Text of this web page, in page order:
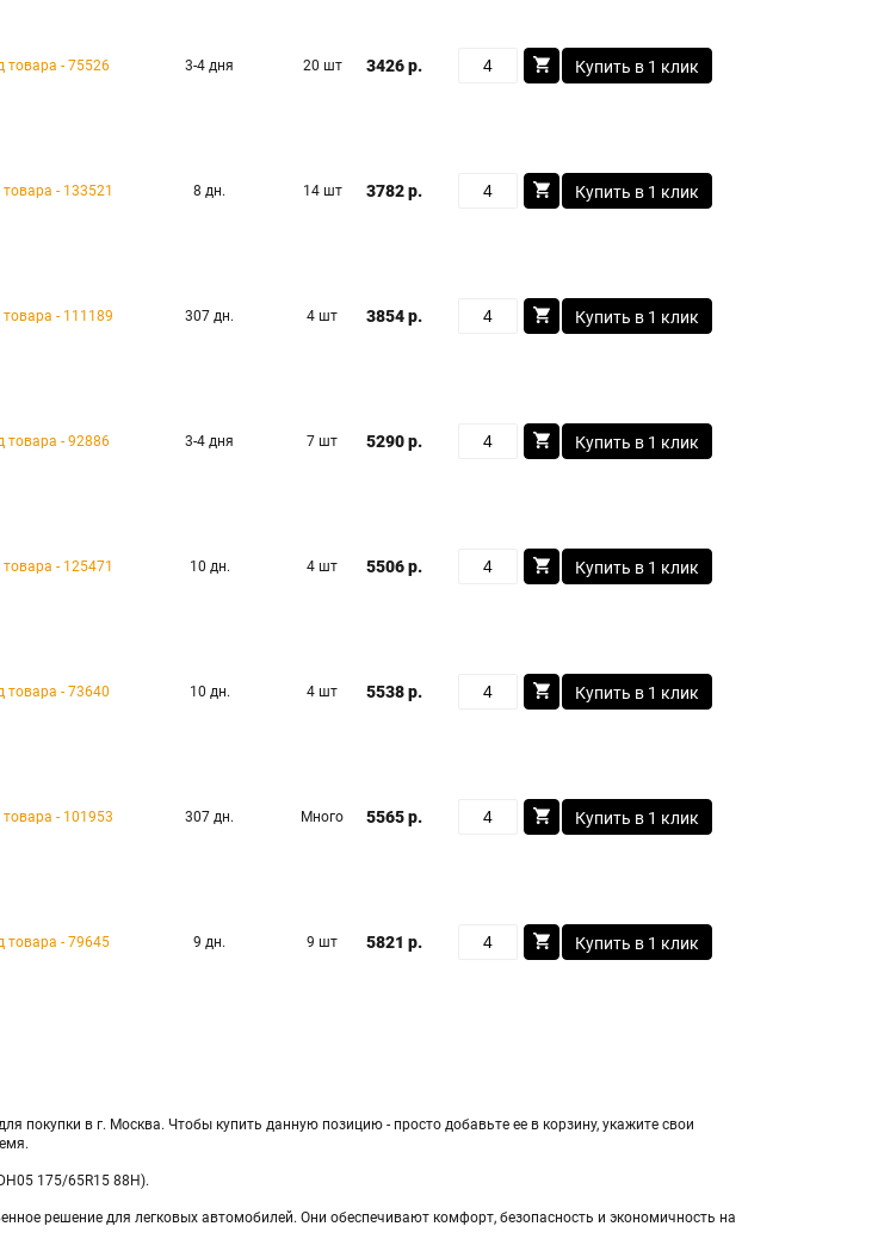
товара - 75526 3-4 дня 20 шт 3426 р. Купить в 1 клик
товара - 133521 8 дн. 14 шт 3782 р. Купить в 1 клик
товара - 111189 307 дн. 4 шт 3854 р. Купить в 1 клик
товара - 92886 3-4 дня 7 шт 5290 р. Купить в 1 клик
товара - 125471 10 дн. 4 шт 5506 р. Купить в 1 клик
товара - 73640 10 дн. 4 шт 5538 р. Купить в 1 клик
товара - 101953 307 дн. Много 5565 р. Купить в 1 клик
товара - 79645 9 дн. 9 шт 5821 р. Купить в 1 клик
покупки в г. Москва. Чтобы купить данную позицию - просто добавьте ее в корзину, укажите свои
175/65R15 88H).
решение для легковых автомобилей. Они обеспечивают комфорт, безопасность и экономичность на